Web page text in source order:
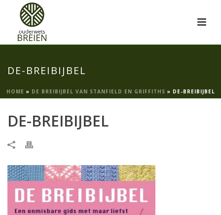
DE-BREIBIJBEL
HOME » DE BREIBIJBEL VAN STANFIELD EN GRIFFITHS » DE-BREIBIJBEL
DE-BREIBIJBEL